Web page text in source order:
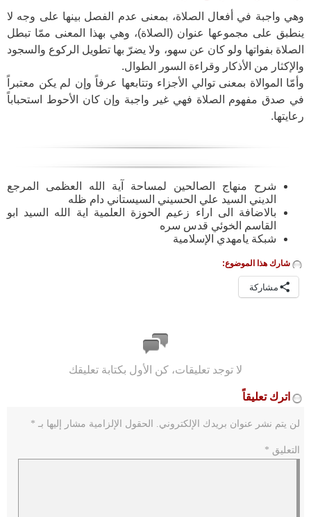
وهي واجبة في أفعال الصلاة، بمعنى عدم الفصل بينها على وجه لا
ينطبق على مجموعها عنوان (الصلاة)، وهي بهذا المعنى ممّا تبطل
الصلاة بفواتها ولو كان عن سهو، ولا يضرّ بها تطويل الركوع والسجود
والإكثار من الأذكار وقراءة السور الطوال.
وأمّا الموالاة بمعنى توالي الأجزاء وتتابعها عرفاً وإن لم ‏يكن معتبراً
في صدق مفهوم الصلاة فهي غير واجبة وإن كان الأحوط استحباباً
رعايتها.
شرح منهاج الصالحين لمساحة آية الله العظمى المرجع
الديني السيد علي الحسيني السيستاني دام ظله
بالاضافة الى اراء زعيم الحوزة العلمية اية الله السيد ابو
القاسم الخوئي قدس سره
شبكة يامهدي الإسلامية
شارك هذا الموضوع:
مشاركة
لا توجد تعليقات، كن الأول بكتابة تعليقك
اترك تعليقاً
لن يتم نشر عنوان بريدك الإلكتروني. الحقول الإلزامية مشار إليها بـ *
التعليق *